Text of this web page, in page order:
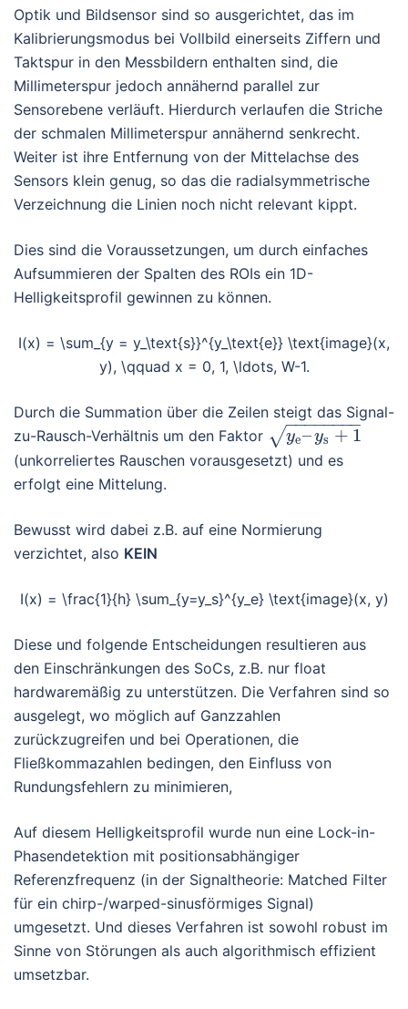
Optik und Bildsensor sind so ausgerichtet, das im
Kalibrierungsmodus bei Vollbild einerseits Ziffern und
Taktspur in den Messbildern enthalten sind, die
Millimeterspur jedoch annähernd parallel zur
Sensorebene verläuft. Hierdurch verlaufen die Striche
der schmalen Millimeterspur annähernd senkrecht.
Weiter ist ihre Entfernung von der Mittelachse des
Sensors klein genug, so das die radialsymmetrische
Verzeichnung die Linien noch nicht relevant kippt.
Dies sind die Voraussetzungen, um durch einfaches
Aufsummieren der Spalten des ROIs ein 1D-
Helligkeitsprofil gewinnen zu können.
I(x) = \sum_{y = y_\text{s}}^{y_\text{e}} \text{image}(x,
y), \qquad x = 0, 1, \ldots, W-1.
Durch die Summation über die Zeilen steigt das Signal-
zu-Rausch-Verhältnis um den Faktor
ye–ys + 1
− −
−−−−−−
√
(unkorreliertes Rauschen vorausgesetzt) und es
erfolgt eine Mittelung.
Bewusst wird dabei z.B. auf eine Normierung
verzichtet, also KEIN
I(x) = \frac{1}{h} \sum_{y=y_s}^{y_e} \text{image}(x, y)
Diese und folgende Entscheidungen resultieren aus
den Einschränkungen des SoCs, z.B. nur float
hardwaremäßig zu unterstützen. Die Verfahren sind so
ausgelegt, wo möglich auf Ganzzahlen
zurückzugreifen und bei Operationen, die
Fließkommazahlen bedingen, den Einfluss von
Rundungsfehlern zu minimieren,
Auf diesem Helligkeitsprofil wurde nun eine Lock-in-
Phasendetektion mit positionsabhängiger
Referenzfrequenz (in der Signaltheorie: Matched Filter
für ein chirp-/warped-sinusförmiges Signal)
umgesetzt. Und dieses Verfahren ist sowohl robust im
Sinne von Störungen als auch algorithmisch effizient
umsetzbar.